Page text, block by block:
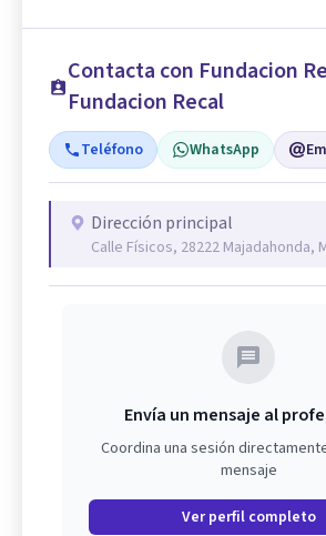
Contacta con Fundacion
Fundacion Recal
Teléfono WhatsApp
Dirección principal
Calle Físicos, 28222 Majadahonda,
Envía un mensaje al
Coordina una sesión
mensaje
Ver perfil completo